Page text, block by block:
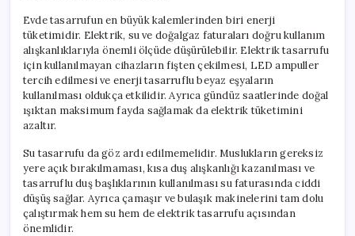
Evde tasarrufun en büyük kalemlerinden biri enerji
tüketimidir. Elektrik, su ve doğalgaz faturaları doğru kullanım
alışkanlıklarıyla önemli ölçüde düşürülebilir. Elektrik tasarrufu
için kullanılmayan cihazların fişten çekilmesi, LED ampuller
tercih edilmesi ve enerji tasarruflu beyaz eşyaların
kullanılması oldukça etkilidir. Ayrıca gündüz saatlerinde doğal
ışıktan maksimum fayda sağlamak da elektrik tüketimini
azaltır.
Su tasarrufu da göz ardı edilmemelidir. Muslukların gereksiz
yere açık bırakılmaması, kısa duş alışkanlığı kazanılması ve
tasarruflu duş başlıklarının kullanılması su faturasında ciddi
düşüş sağlar. Ayrıca çamaşır ve bulaşık makinelerini tam dolu
çalıştırmak hem su hem de elektrik tasarrufu açısından
önemlidir.